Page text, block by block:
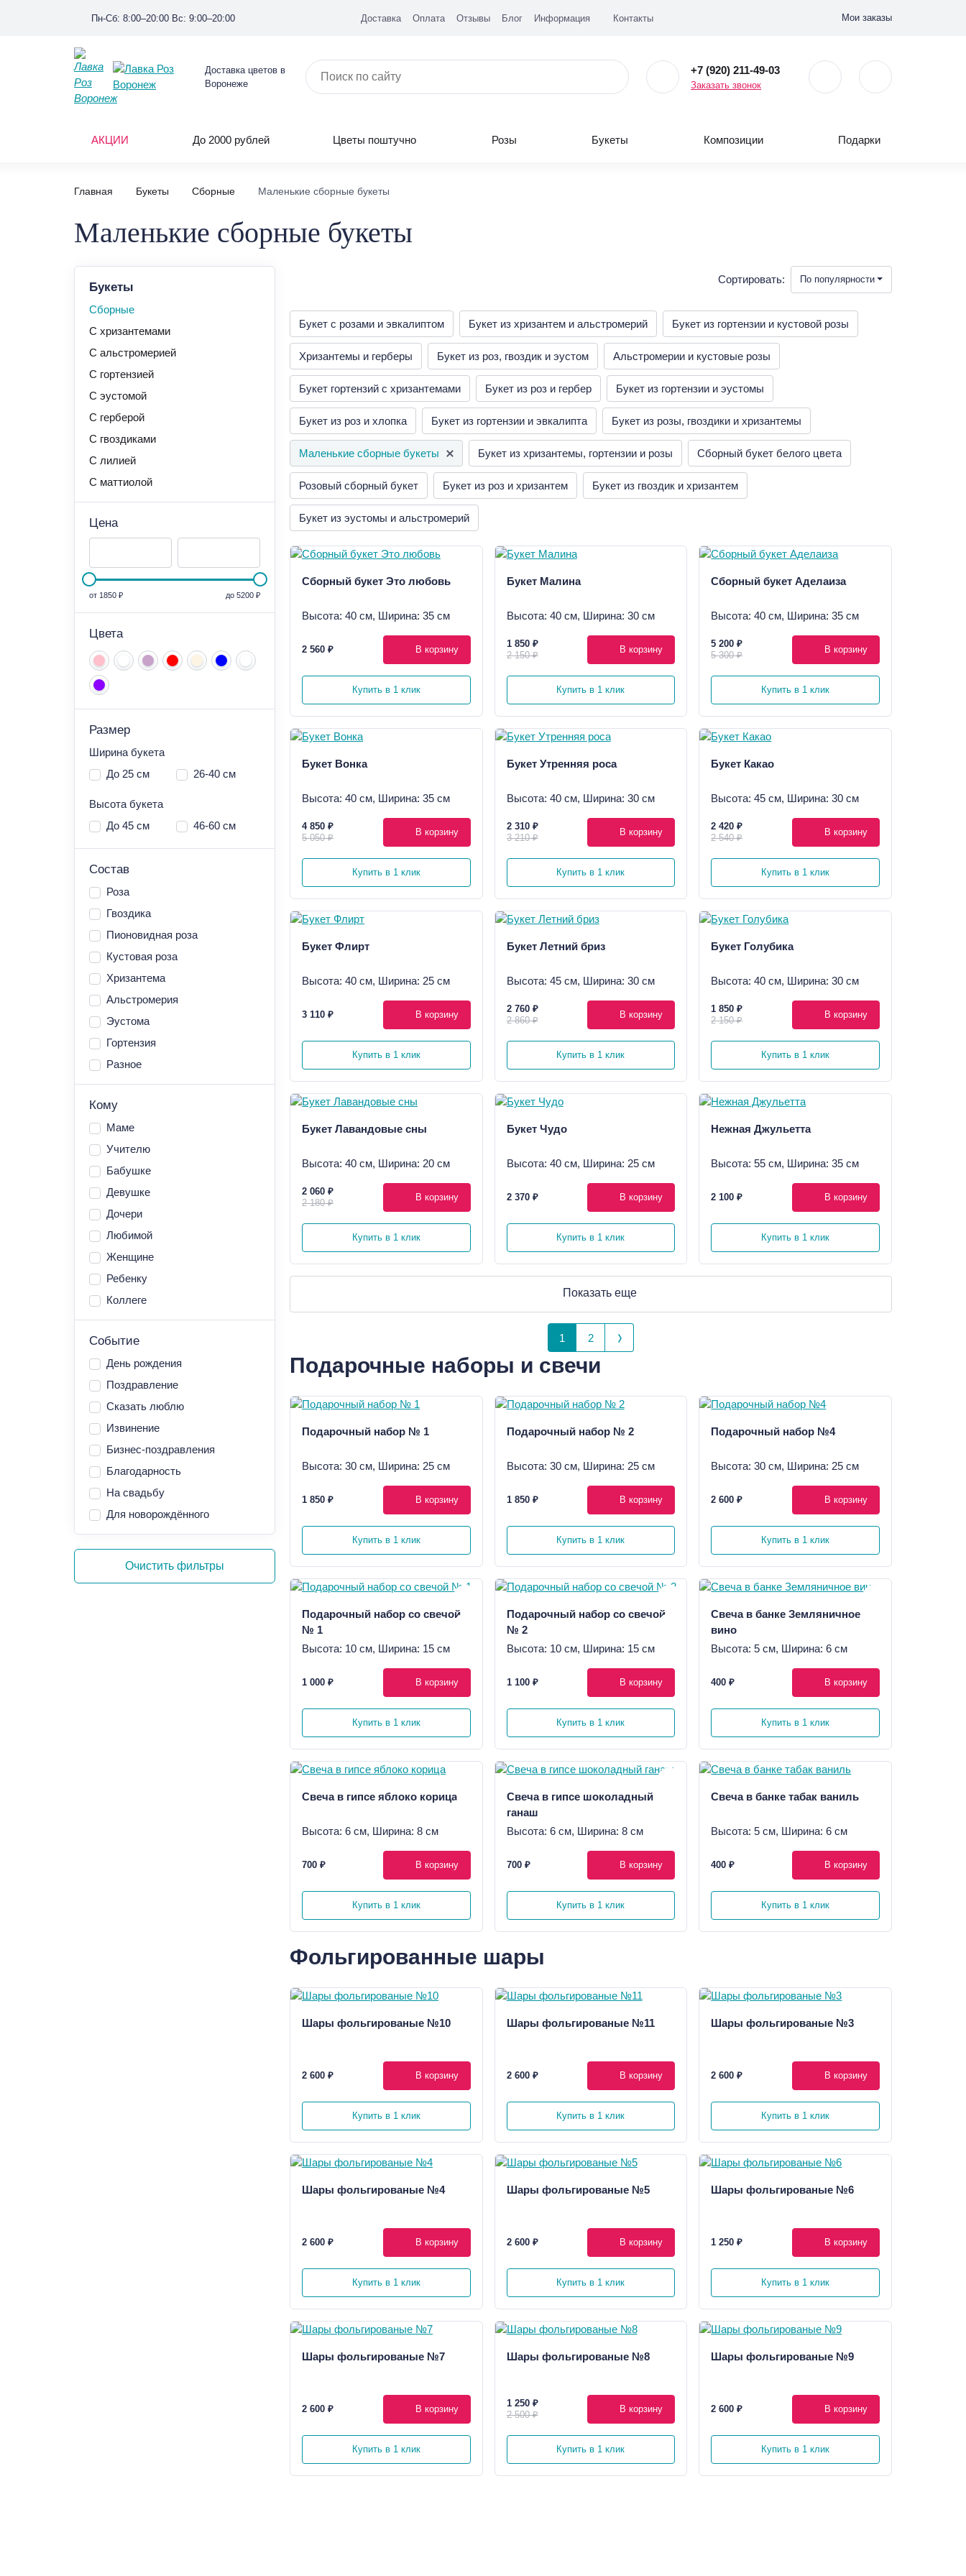
Пн-Сб: 8:00–20:00 Вс: 9:00–20:00 Доставка Оплата Отзывы Блог Информация Контакты Мои заказы
Доставка цветов в
Воронеже
+7 (920) 211-49-03
Заказать звонок
АКЦИИ До 2000 рублей Цветы поштучно Розы Букеты Композиции Подарки
Главная Букеты Сборные Маленькие сборные букеты
Маленькие сборные букеты
Букеты
Сборные
С хризантемами
С альстромерией
С гортензией
С эустомой
С герберой
С гвоздиками
С лилией
С маттиолой
Цена
от 1850 ₽ до 5200 ₽
Цвета
Размер
Ширина букета
До 25 см
26-40 см
Высота букета
До 45 см
46-60 см
Состав
Роза
Гвоздика
Пионовидная роза
Кустовая роза
Хризантема
Альстромерия
Эустома
Гортензия
Разное
Кому
Маме
Учителю
Бабушке
Девушке
Дочери
Любимой
Женщине
Ребенку
Коллеге
Событие
День рождения
Поздравление
Сказать люблю
Извинение
Бизнес-поздравления
Благодарность
На свадьбу
Для новорождённого
Очистить фильтры
Сортировать: По популярности
Букет с розами и эвкалиптом Букет из хризантем и альстромерий Букет из гортензии и кустовой розы
Хризантемы и герберы Букет из роз, гвоздик и эустом Альстромерии и кустовые розы
Букет гортензий с хризантемами Букет из роз и гербер Букет из гортензии и эустомы
Букет из роз и хлопка Букет из гортензии и эвкалипта Букет из розы, гвоздики и хризантемы
Маленькие сборные букеты Букет из хризантемы, гортензии и розы Сборный букет белого цвета
Розовый сборный букет Букет из роз и хризантем Букет из гвоздик и хризантем
Букет из эустомы и альстромерий
Сборный букет Это любовь
Высота: 40 см, Ширина: 35 см
2 560 ₽ В корзину
Купить в 1 клик
Букет Малина
Высота: 40 см, Ширина: 30 см
1 850 ₽
2 150 ₽
В корзину
Купить в 1 клик
Сборный букет Аделаиза
Высота: 40 см, Ширина: 35 см
5 200 ₽
5 300 ₽
В корзину
Купить в 1 клик
Букет Вонка
Высота: 40 см, Ширина: 35 см
4 850 ₽
5 050 ₽
В корзину
Купить в 1 клик
Букет Утренняя роса
Высота: 40 см, Ширина: 30 см
2 310 ₽
3 210 ₽
В корзину
Купить в 1 клик
Букет Какао
Высота: 45 см, Ширина: 30 см
2 420 ₽
2 540 ₽
В корзину
Купить в 1 клик
Букет Флирт
Высота: 40 см, Ширина: 25 см
3 110 ₽ В корзину
Купить в 1 клик
Букет Летний бриз
Высота: 45 см, Ширина: 30 см
2 760 ₽
2 860 ₽
В корзину
Купить в 1 клик
Букет Голубика
Высота: 40 см, Ширина: 30 см
1 850 ₽
2 150 ₽
В корзину
Купить в 1 клик
Букет Лавандовые сны
Высота: 40 см, Ширина: 20 см
2 060 ₽
2 180 ₽
В корзину
Купить в 1 клик
Букет Чудо
Высота: 40 см, Ширина: 25 см
2 370 ₽ В корзину
Купить в 1 клик
Нежная Джульетта
Высота: 55 см, Ширина: 35 см
2 100 ₽ В корзину
Купить в 1 клик
Показать еще
1 2
Подарочные наборы и свечи
Подарочный набор № 1
Высота: 30 см, Ширина: 25 см
1 850 ₽ В корзину
Купить в 1 клик
Подарочный набор № 2
Высота: 30 см, Ширина: 25 см
1 850 ₽ В корзину
Купить в 1 клик
Подарочный набор №4
Высота: 30 см, Ширина: 25 см
2 600 ₽ В корзину
Купить в 1 клик
Подарочный набор со свечой
№ 1
Высота: 10 см, Ширина: 15 см
1 000 ₽ В корзину
Купить в 1 клик
Подарочный набор со свечой
№ 2
Высота: 10 см, Ширина: 15 см
1 100 ₽ В корзину
Купить в 1 клик
Свеча в банке Земляничное
вино
Высота: 5 см, Ширина: 6 см
400 ₽ В корзину
Купить в 1 клик
Свеча в гипсе яблоко корица
Высота: 6 см, Ширина: 8 см
700 ₽ В корзину
Купить в 1 клик
Свеча в гипсе шоколадный
ганаш
Высота: 6 см, Ширина: 8 см
700 ₽ В корзину
Купить в 1 клик
Свеча в банке табак ваниль
Высота: 5 см, Ширина: 6 см
400 ₽ В корзину
Купить в 1 клик
Фольгированные шары
Шары фольгированые №10
2 600 ₽ В корзину
Купить в 1 клик
Шары фольгированые №11
2 600 ₽ В корзину
Купить в 1 клик
Шары фольгированые №3
2 600 ₽ В корзину
Купить в 1 клик
Шары фольгированые №4
2 600 ₽ В корзину
Купить в 1 клик
Шары фольгированые №5
2 600 ₽ В корзину
Купить в 1 клик
Шары фольгированые №6
1 250 ₽ В корзину
Купить в 1 клик
Шары фольгированые №7
2 600 ₽ В корзину
Купить в 1 клик
Шары фольгированые №8
1 250 ₽
2 500 ₽
В корзину
Купить в 1 клик
Шары фольгированые №9
2 600 ₽ В корзину
Купить в 1 клик